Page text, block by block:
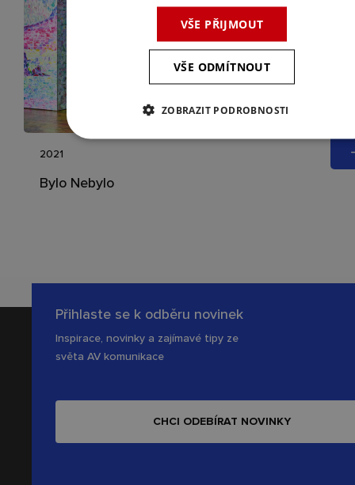
2021
Bylo Nebylo
Přihlaste se k odběru novinek
Inspirace, novinky a zajímavé tipy ze
světa AV komunikace
CHCI ODEBÍRAT NOVINKY
VŠE PŘIJMOUT
VŠE ODMÍTNOUT
ZOBRAZIT PODROBNOSTI